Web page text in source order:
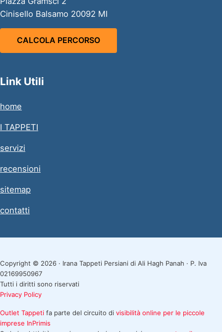
Cinisello Balsamo 20092 MI
CALCOLA PERCORSO
Link Utili
home
I TAPPETI
servizi
recensioni
sitemap
contatti
Copyright © 2026 · Irana Tappeti Persiani di Ali Hagh Panah · P. Iva
02169950967
Tutti i diritti sono riservati
Privacy Policy
Outlet Tappeti fa parte del circuito divisibilità online per le piccole
imprese InPrimis